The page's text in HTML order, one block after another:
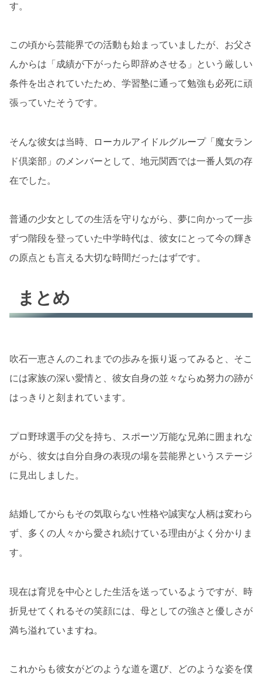
す。
この頃から芸能界での活動も始まっていましたが、お父さ
んからは「成績が下がったら即辞めさせる」という厳しい
条件を出されていたため、学習塾に通って勉強も必死に頑
張っていたそうです。
そんな彼女は当時、ローカルアイドルグループ「魔女ラン
ド倶楽部」のメンバーとして、地元関西では一番人気の存
在でした。
普通の少女としての生活を守りながら、夢に向かって一歩
ずつ階段を登っていた中学時代は、彼女にとって今の輝き
の原点とも言える大切な時間だったはずです。
まとめ
吹石一恵さんのこれまでの歩みを振り返ってみると、そこ
には家族の深い愛情と、彼女自身の並々ならぬ努力の跡が
はっきりと刻まれています。
プロ野球選手の父を持ち、スポーツ万能な兄弟に囲まれな
がら、彼女は自分自身の表現の場を芸能界というステージ
に見出しました。
結婚してからもその気取らない性格や誠実な人柄は変わら
ず、多くの人々から愛され続けている理由がよく分かりま
す。
現在は育児を中心とした生活を送っているようですが、時
折見せてくれるその笑顔には、母としての強さと優しさが
満ち溢れていますね。
これからも彼女がどのような道を選び、どのような姿を僕